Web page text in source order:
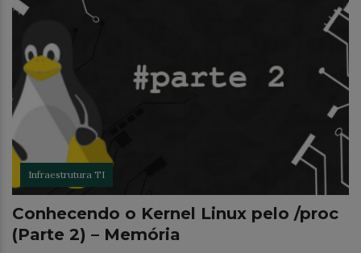
Infraestrutura TI
Conhecendo o Kernel Linux pelo /proc
(Parte 2) – Memória